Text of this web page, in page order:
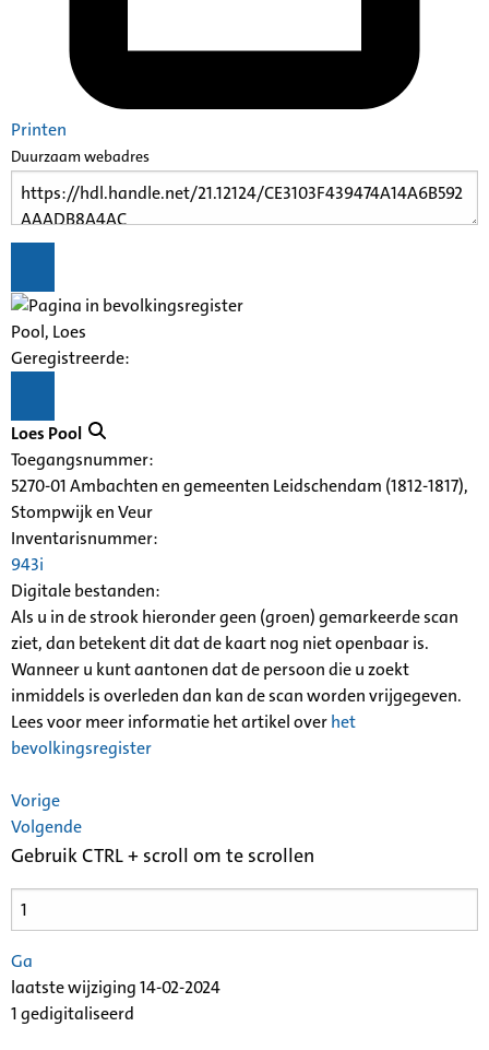
Printen
Duurzaam webadres
Pool, Loes
Geregistreerde:
Loes Pool
Toegangsnummer:
5270-01 Ambachten en gemeenten Leidschendam (1812-1817),
Stompwijk en Veur
Inventarisnummer:
943i
Digitale bestanden:
Als u in de strook hieronder geen (groen) gemarkeerde scan
ziet, dan betekent dit dat de kaart nog niet openbaar is.
Wanneer u kunt aantonen dat de persoon die u zoekt
inmiddels is overleden dan kan de scan worden vrijgegeven.
Lees voor meer informatie het artikel overhet
bevolkingsregister
Vorige
Volgende
Gebruik CTRL + scroll om te scrollen
Ga
laatste wijziging 14-02-2024
1 gedigitaliseerd